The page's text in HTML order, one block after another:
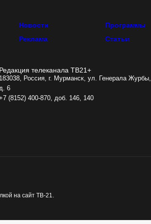
Новости Программы
Реклама
Статьи
Редакция телеканала ТВ21+
183038, Россия, г. Мурманск, ул. Генерала Журбы,
6
(8152) 400-870, доб. 146, 140
на сайт ТВ-21.